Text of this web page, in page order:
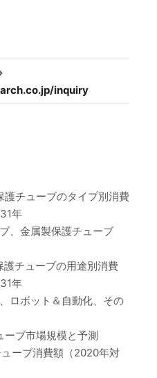
inquiry
護チューブのタイプ別消費
年
、金属製保護チューブ
護チューブの用途別消費
年
ロボット＆自動化、その
ーブ市場規模と予測
ーブ消費額（2020年対